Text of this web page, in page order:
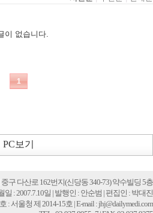
PC보기
구 다산로 162번지(신당동 340-73) 약수빌딩 5층
: 2007.7.10일 | 발행인 : 안순범 | 편집인 : 박대진
: 서울청 제 2014-15호 | E-mail : jhj@dailymedi.com